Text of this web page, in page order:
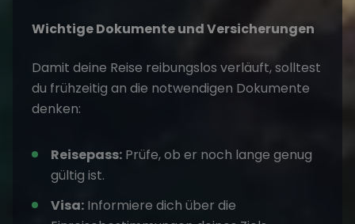
Wichtige Dokumente und Versicherungen
Damit deine Reise reibungslos verläuft, solltest
du frühzeitig an die notwendigen Dokumente
denken:
Reisepass: Prüfe, ob er noch lange genug
gültig ist.
Visa: Informiere dich über die